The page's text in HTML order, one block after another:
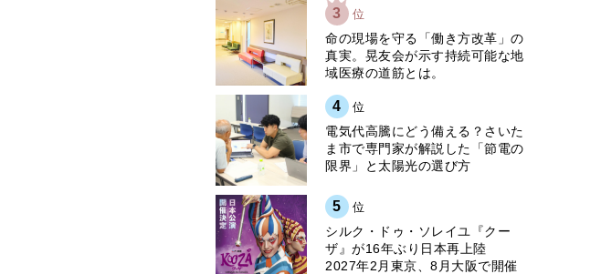
3 位
​命の現場を守る「働き方改革」の
真実。晃友会が示す持続可能な地
域医療の道筋とは。
4 位
電気代高騰にどう備える？さいた
ま市で専門家が解説した「節電の
限界」と太陽光の選び方
5 位
シルク・ドゥ・ソレイユ『クー
ザ』が16年ぶり日本再上陸
2027年2月東京、8月大阪で開催